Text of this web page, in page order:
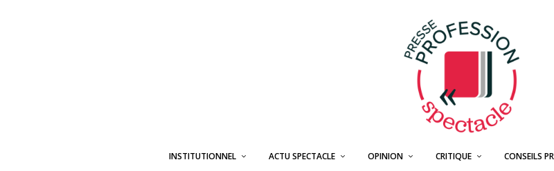
INSTITUTIONNEL ACTU SPECTACLE OPINION CRITIQUE CONSEILS